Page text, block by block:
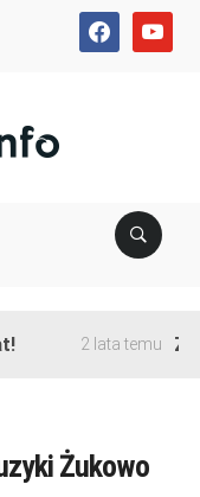
facebookyoutube
2 lata temu
Żukowo